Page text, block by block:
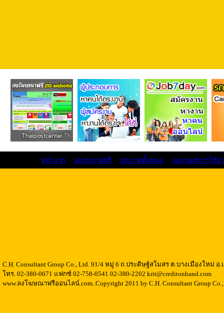
หน้าแรก ลงประกาศฟรี ประกาศทั้งหมด กฏเกณฑ์การใช้ง
C.H. Consultant Group Co., Ltd. 91/4 หมู่ 6 ถ.ประดิษฐ์สโมสร ต.บางเมืองใหม่ อ
โทร. 02-380-0671 แฟกซ์ 02-758-0541 02-380-2202 krit@creditonhand.com
www.ลงโฆษณาฟรีออนไลน์.com..Copyright 2011 by C.H. Consultant Group